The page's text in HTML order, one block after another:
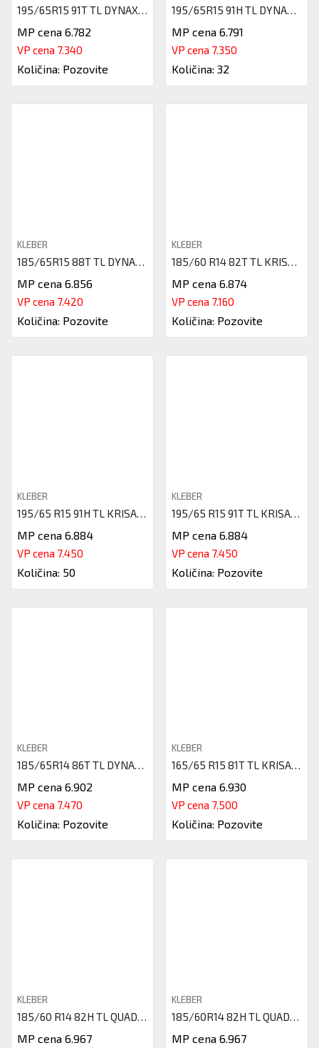
195/65R15 91T TL DYNAXER HP4 K
MP cena 6.782
VP cena 7.340
Količina: Pozovite
195/65R15 91H TL DYNAXER HP4 K
MP cena 6.791
VP cena 7.350
Količina: 32
KLEBER
185/65R15 88T TL DYNAXER HP4 K
MP cena 6.856
VP cena 7.420
Količina: Pozovite
KLEBER
185/60 R14 82T TL KRISALP HP3
MP cena 6.874
VP cena 7.160
Količina: Pozovite
KLEBER
195/65 R15 91H TL KRISALP HP3
MP cena 6.884
VP cena 7.450
Količina: 50
KLEBER
195/65 R15 91T TL KRISALP HP3
MP cena 6.884
VP cena 7.450
Količina: Pozovite
KLEBER
185/65R14 86T TL DYNAXER HP4 D
MP cena 6.902
VP cena 7.470
Količina: Pozovite
KLEBER
165/65 R15 81T TL KRISALP HP3
MP cena 6.930
VP cena 7.500
Količina: Pozovite
KLEBER
185/60 R14 82H TL QUADRAXER 3
MP cena 6.967
KLEBER
185/60R14 82H TL QUADRAXER2 KL
MP cena 6.967